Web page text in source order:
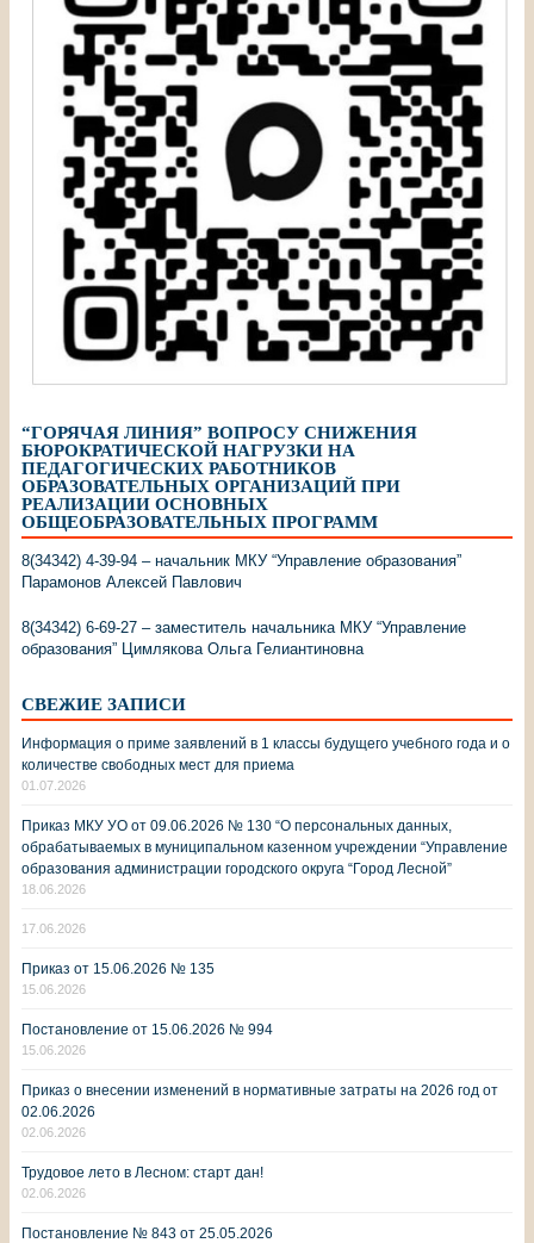
“ГОРЯЧАЯ ЛИНИЯ” ВОПРОСУ СНИЖЕНИЯ
БЮРОКРАТИЧЕСКОЙ НАГРУЗКИ НА
ПЕДАГОГИЧЕСКИХ РАБОТНИКОВ
ОБРАЗОВАТЕЛЬНЫХ ОРГАНИЗАЦИЙ ПРИ
РЕАЛИЗАЦИИ ОСНОВНЫХ
ОБЩЕОБРАЗОВАТЕЛЬНЫХ ПРОГРАММ
8(34342) 4-39-94 – начальник МКУ “Управление образования”
Парамонов Алексей Павлович
8(34342) 6-69-27 – заместитель начальника МКУ “Управление
образования” Цимлякова Ольга Гелиантиновна
СВЕЖИЕ ЗАПИСИ
Информация о приме заявлений в 1 классы будущего учебного года и о
количестве свободных мест для приема
01.07.2026
Приказ МКУ УО от 09.06.2026 № 130 “О персональных данных,
обрабатываемых в муниципальном казенном учреждении “Управление
образования администрации городского округа “Город Лесной”
18.06.2026
17.06.2026
Приказ от 15.06.2026 № 135
15.06.2026
Постановление от 15.06.2026 № 994
15.06.2026
Приказ о внесении изменений в нормативные затраты на 2026 год от
02.06.2026
02.06.2026
Трудовое лето в Лесном: старт дан!
02.06.2026
Постановление № 843 от 25.05.2026